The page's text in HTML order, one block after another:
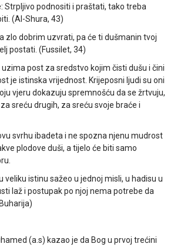
Strpljivo podnositi i praštati, tako treba
(Al-Shura, 43)
zlo dobrim uzvrati, pa će ti dušmanin tvoj
postati. (Fussilet, 34)
post za sredstvo kojim čisti dušu i čini
je istinska vrijednost. Krijeposni ljudi su oni
vjeru dokazuju spremnošću da se žrtvuju,
sreću drugih, za sreću svoje braće i
svrhu ibadeta i ne spozna njenu mudrost
plodove duši, a tijelo će biti samo
veliku istinu sažeo u jednoj misli, u hadisu u
laž i postupak po njoj nema potrebe da
(a.s) kazao je da Bog u prvoj trećini